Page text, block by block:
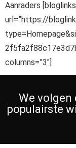
Aanraders [bloglinks
url=”https://
columns=”3″]
We volgen
populairste